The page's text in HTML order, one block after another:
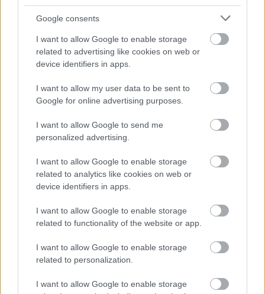
Google consents
I want to allow Google to enable storage
related to advertising like cookies on web or
device identifiers in apps.
I want to allow my user data to be sent to
Google for online advertising purposes.
I want to allow Google to send me
personalized advertising.
I want to allow Google to enable storage
related to analytics like cookies on web or
device identifiers in apps.
I want to allow Google to enable storage
related to functionality of the website or app.
I want to allow Google to enable storage
related to personalization.
I want to allow Google to enable storage
rojiblanco
Predominio rojiblanco en el top 5
de centrocampistas más en forma
durante las cinco últimas jornadas
de dos futbolistas del Granada.
El jugador más vendido a Computer en abril ha sido Pedri.
El centrocampista canario sufrió una lesión muscular en la
vuelta de cuartos de Europa League ante el Eintracht
Frankfurt y no podrá volver a jugar en lo que queda de
Otro jugador que sufrió otro percance muscular, Joao Félix,
Fernando Reges que se sometió a una operación de tobillo